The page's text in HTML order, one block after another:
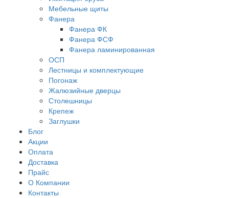
Мебельные щиты
Фанера
Фанера ФК
Фанера ФСФ
Фанера ламинированная
ОСП
Лестницы и комплектующие
Погонаж
Жалюзийные дверцы
Столешницы
Крепеж
Заглушки
Блог
Акции
Оплата
Доставка
Прайс
О Компании
Контакты